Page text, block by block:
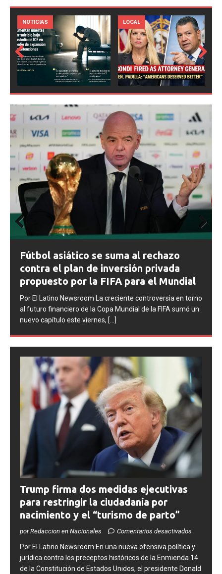
LOCAL NOTICIAS
Prev
Next
suma al rechazo
inversión privada
para el Mundial
creciente controversia en torno
Mundial de la FIFA sumó un
[...]
FIFA abre
contra Argentina
la final del Mundial
Por El Latino Newsroom La
procesos disciplinarios
Prev
Trump firma dos medidas ejecutivas
para restringir la ciudadanía por
nacimiento y el “turismo de parto”
por Redaccion en Nacionales Comentarios desactivados
​Por El Latino Newsroom ​En una nueva ofensiva política y
jurídica contra los preceptos históricos de la Enmienda 14
de la Constitución de Estados Unidos, el presidente Donald